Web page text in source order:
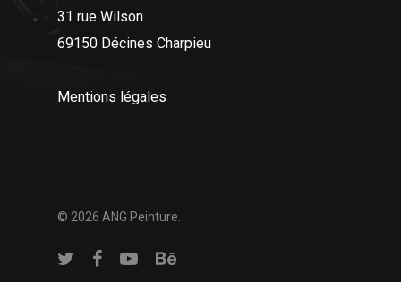
31 rue Wilson
69150 Décines Charpieu
Mentions légales
© 2026 ANG Peinture.